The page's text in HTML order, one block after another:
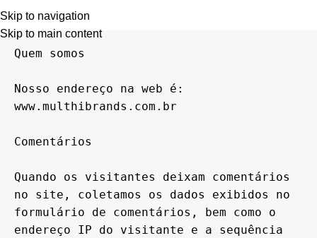
Skip to navigation
Skip to main content
Política de Privacidade
Quem somos
Nosso endereço na web é:
www.multhibrands.com.br
Comentários
Quando os visitantes deixam comentários
no site, coletamos os dados exibidos no
formulário de comentários, bem como o
endereço IP do visitante e a sequência